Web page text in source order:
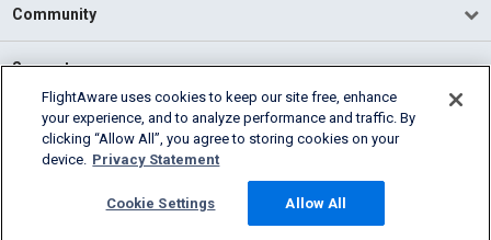
Community
Support
English (USA)
2026 FlightAware
Cookie Settings
FlightAware uses cookies to keep our site free, enhance
your experience, and to analyze performance and traffic. By
clicking “Allow All”, you agree to storing cookies on your
device. Privacy Statement
Cookie Settings Allow All